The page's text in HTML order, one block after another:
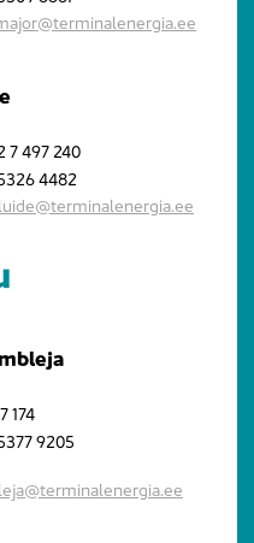
7 497 240
4482
174
9205